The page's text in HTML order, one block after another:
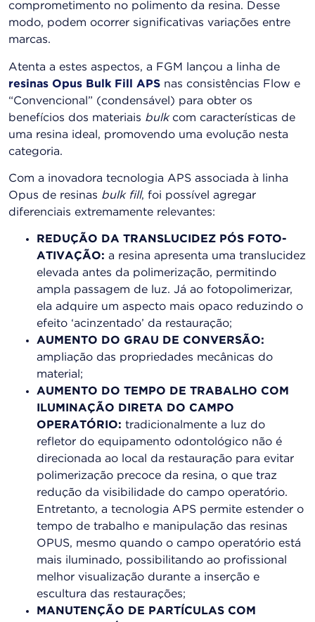
comprometimento no polimento da resina. Desse
modo, podem ocorrer significativas variações entre
marcas.
Atenta a estes aspectos, a FGM lançou a linha de
resinas Opus Bulk Fill APS nas consistências Flow e
“Convencional” (condensável) para obter os
benefícios dos materiais bulkcom características de
uma resina ideal, promovendo uma evolução nesta
categoria.
Com a inovadora tecnologia APS associada à linha
Opus de resinas bulk fill, foi possível agregar
diferenciais extremamente relevantes:
REDUÇÃO DA TRANSLUCIDEZ PÓS FOTO-
ATIVAÇÃO: a resina apresenta uma translucidez
elevada antes da polimerização, permitindo
ampla passagem de luz. Já ao fotopolimerizar,
ela adquire um aspecto mais opaco reduzindo o
efeito ‘acinzentado’ da restauração;
AUMENTO DO GRAU DE CONVERSÃO:
ampliação das propriedades mecânicas do
material;
AUMENTO DO TEMPO DE TRABALHO COM
ILUMINAÇÃO DIRETA DO CAMPO
OPERATÓRIO: tradicionalmente a luz do
refletor do equipamento odontológico não é
direcionada ao local da restauração para evitar
polimerização precoce da resina, o que traz
redução da visibilidade do campo operatório.
Entretanto, a tecnologia APS permite estender o
tempo de trabalho e manipulação das resinas
OPUS, mesmo quando o campo operatório está
mais iluminado, possibilitando ao profissional
melhor visualização durante a inserção e
escultura das restaurações;
MANUTENÇÃO DE PARTÍCULAS COM